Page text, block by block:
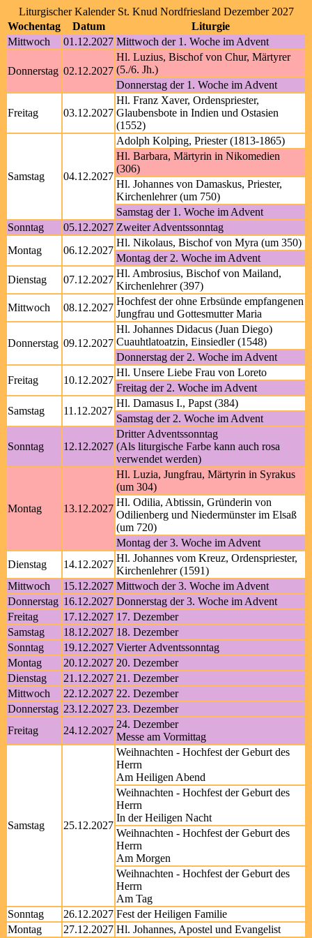
Liturgischer Kalender St. Knud Nordfriesland Dezember 2027
Wochentag
Datum
Liturgie
Mittwoch
01.12.2027 Mittwoch der 1. Woche im Advent
Donnerstag 02.12.2027
Hl. Luzius, Bischof von Chur, Märtyrer
(5./6. Jh.)
Donnerstag der 1. Woche im Advent
Freitag 03.12.2027
Hl. Franz Xaver, Ordenspriester,
Glaubensbote in Indien und Ostasien
(1552)
Samstag 04.12.2027
Adolph Kolping, Priester (1813-1865)
Hl. Barbara, Märtyrin in Nikomedien
(306)
Hl. Johannes von Damaskus, Priester,
Kirchenlehrer (um 750)
Samstag der 1. Woche im Advent
Sonntag
05.12.2027 Zweiter Adventssonntag
Montag
06.12.2027
Hl. Nikolaus, Bischof von Myra (um 350)
Montag der 2. Woche im Advent
Dienstag
07.12.2027
Hl. Ambrosius, Bischof von Mailand,
Kirchenlehrer (397)
Mittwoch
08.12.2027
Hochfest der ohne Erbsünde empfangenen
Jungfrau und Gottesmutter Maria
Donnerstag 09.12.2027
Hl. Johannes Didacus (Juan Diego)
Cuauhtlatoatzin, Einsiedler (1548)
Donnerstag der 2. Woche im Advent
Freitag
10.12.2027
Hl. Unsere Liebe Frau von Loreto
Freitag der 2. Woche im Advent
Samstag
11.12.2027
Hl. Damasus I., Papst (384)
Samstag der 2. Woche im Advent
Sonntag 12.12.2027
Dritter Adventssonntag
(Als liturgische Farbe kann auch rosa
verwendet werden)
Montag 13.12.2027
Hl. Luzia, Jungfrau, Märtyrin in Syrakus
(um 304)
Hl. Odilia, Abtissin, Gründerin von
Odilienberg und Niedermünster im Elsaß
(um 720)
Montag der 3. Woche im Advent
Dienstag
14.12.2027
Hl. Johannes vom Kreuz, Ordenspriester,
Kirchenlehrer (1591)
Mittwoch
15.12.2027 Mittwoch der 3. Woche im Advent
Donnerstag 16.12.2027 Donnerstag der 3. Woche im Advent
Freitag
17.12.2027 17. Dezember
Samstag
18.12.2027 18. Dezember
Sonntag
19.12.2027 Vierter Adventssonntag
Montag
20.12.2027 20. Dezember
Dienstag
21.12.2027 21. Dezember
Mittwoch
22.12.2027 22. Dezember
Donnerstag 23.12.2027 23. Dezember
Freitag
24.12.2027
24. Dezember
Messe am Vormittag
Samstag 25.12.2027
Weihnachten - Hochfest der Geburt des
Herrn
Am Heiligen Abend
Weihnachten - Hochfest der Geburt des
Herrn
In der Heiligen Nacht
Weihnachten - Hochfest der Geburt des
Herrn
Am Morgen
Weihnachten - Hochfest der Geburt des
Herrn
Am Tag
Sonntag
26.12.2027 Fest der Heiligen Familie
Montag
27.12.2027 Hl. Johannes, Apostel und Evangelist